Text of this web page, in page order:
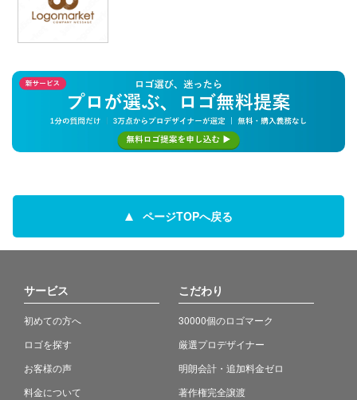
ページTOPへ戻る
サービス
初めての方へ
ロゴを探す
お客様の声
料金について
こだわり
30000個のロゴマーク
厳選プロデザイナー
明朗会計・追加料金ゼロ
著作権完全譲渡